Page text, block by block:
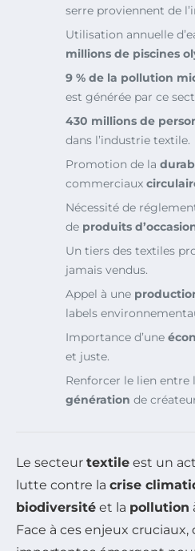
serre proviennent de
Utilisation annuelle
millions de piscines
9 % de la pollution
est générée par ce
430 millions de
dans l’industrie textile.
Promotion de la
commerciaux
Nécessité de
de produits
Un tiers des textiles
jamais vendus.
Appel à une
labels
Importance d’une
et juste.
Renforcer le lien entre
génération de
Le secteur textile est un
lutte contre la crise
biodiversité et la pollution
Face à ces enjeux